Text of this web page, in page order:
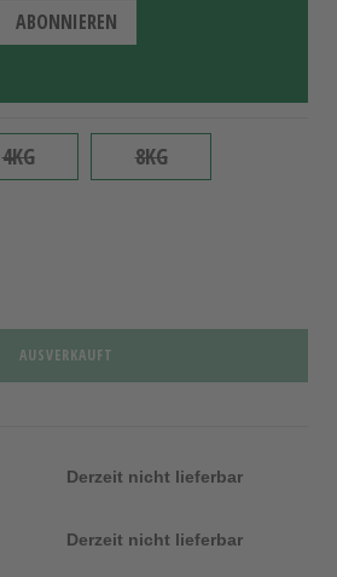
4KG 8KG
AUSVERKAUFT
Derzeit nicht lieferbar
Derzeit nicht lieferbar